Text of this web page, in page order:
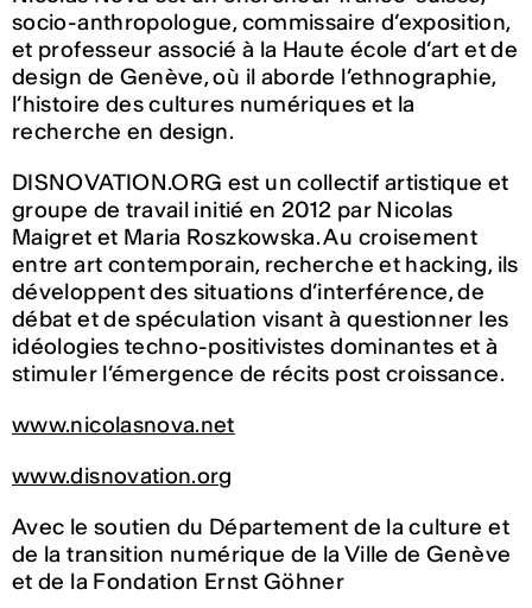
socio-anthropologue, commissaire d’exposition,
et professeur associé à la Haute école d’art et de
design de Genève, où il aborde l’ethnographie,
l’histoire des cultures numériques et la
recherche en design.
DISNOVATION.ORG est un collectif artistique et
groupe de travail initié en 2012 par Nicolas
Maigret et Maria Roszkowska. Au croisement
entre art contemporain, recherche et hacking, ils
développent des situations d’interférence, de
débat et de spéculation visant à questionner les
idéologies techno-positivistes dominantes et à
stimuler l’émergence de récits post croissance.
www.nicolasnova.net
www.disnovation.org
Avec le soutien du Département de la culture et
de la transition numérique de la Ville de Genève
et de la Fondation Ernst Göhner